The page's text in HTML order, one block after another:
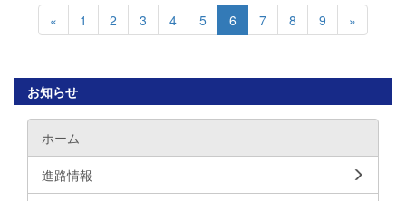
« 1 2 3 4 5 6 7 8 9 »
お知らせ
ホーム
進路情報